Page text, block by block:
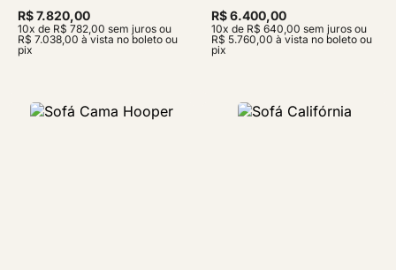
R$ 7.820,00
10x de R$ 782,00 sem juros ou
R$ 7.038,00 à vista no boleto ou
pix
R$ 6.400,00
10x de R$ 640,00 sem juros ou
R$ 5.760,00 à vista no boleto ou
pix